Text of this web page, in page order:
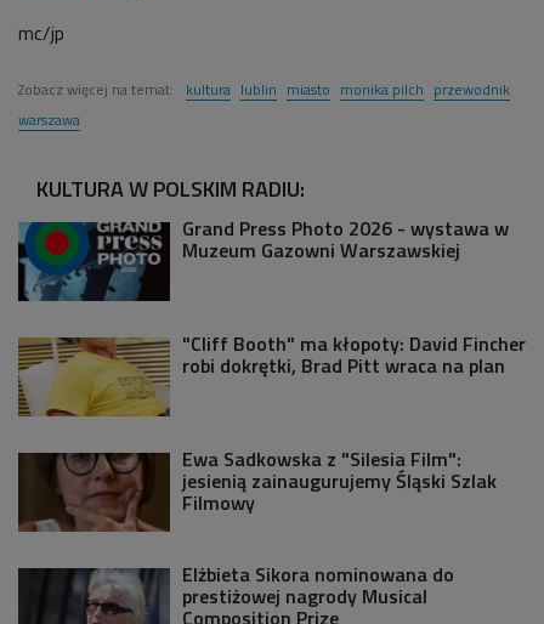
mc/jp
Zobacz więcej na temat: kultura lublin miasto monika pilch przewodnik
warszawa
KULTURA W POLSKIM RADIU:
Grand Press Photo 2026 - wystawa w
Muzeum Gazowni Warszawskiej
"Cliff Booth" ma kłopoty: David Fincher
robi dokrętki, Brad Pitt wraca na plan
Ewa Sadkowska z "Silesia Film":
jesienią zainaugurujemy Śląski Szlak
Filmowy
Elżbieta Sikora nominowana do
prestiżowej nagrody Musical
Composition Prize